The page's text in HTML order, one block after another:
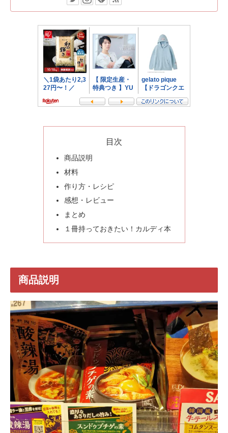
目次
商品説明
材料
作り方・レシピ
感想・レビュー
まとめ
１冊持っておきたい！カルディ本
商品説明